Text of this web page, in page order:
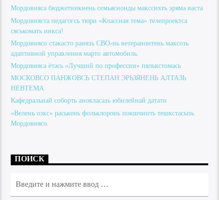
Мордовияса бюджетникнень семьяснонды макссихть эряма васта
Мордовияста педагогсь тюри «Классная тема» телепроектса
сяськомать инкса!
Мордовиясо стакасто ранязь СВО-нь ветеранонтень максозь
адаптивной управления марто автомобиль.
Мордовияса ётась «Лучший по профессии» пялькстомась
МОСКОВСО ПАНЖОВСЬ СТЕПАН ЭРЬЗЯНЕНЬ АЛТАЗЬ
НЕВТЕМА
Кафедральнай соборть анокласазь юбилейнай датати
«Велень озкс» раськень фольклоронь покшчинть тешкстасызь
Мордовиясо.
ПОИСК